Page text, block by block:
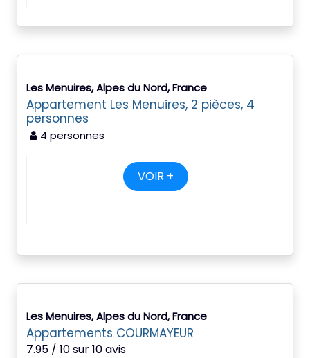
Les Menuires, Alpes du Nord, France
Appartement Les Menuires, 2 pièces, 4
personnes
4 personnes
VOIR +
Les Menuires, Alpes du Nord, France
Appartements COURMAYEUR
7.95 / 10 sur 10 avis